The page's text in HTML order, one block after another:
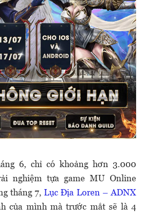
6, chỉ có khoảng hơn 3.000
nghiệm tựa game MU Online
tháng 7,Lục Địa Loren – ADNX
của mình mà trước mắt sẽ là 4